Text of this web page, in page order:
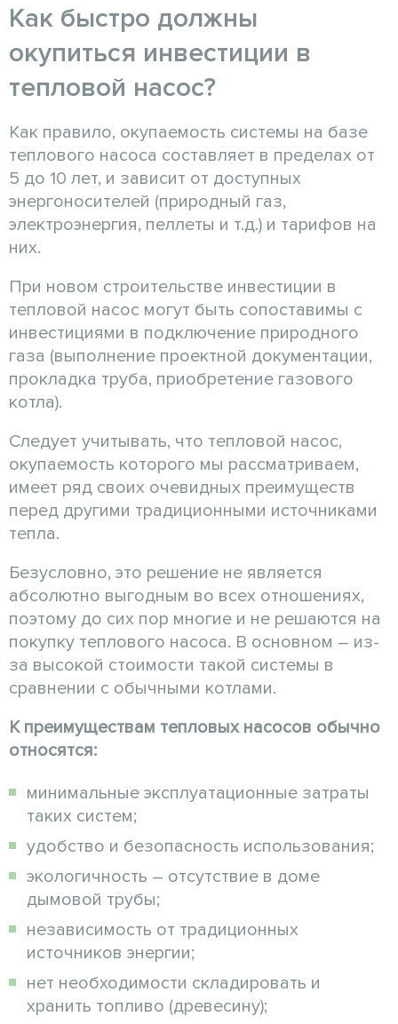
Как быстро должны
окупиться инвестиции в
тепловой насос?
Как правило, окупаемость системы на базе
теплового насоса составляет в пределах от
5 до 10 лет, и зависит от доступных
энергоносителей (природный газ,
электроэнергия, пеллеты и т.д.) и тарифов на
них.
При новом строительстве инвестиции в
тепловой насос могут быть сопоставимы с
инвестициями в подключение природного
газа (выполнение проектной документации,
прокладка труба, приобретение газового
котла).
Следует учитывать, что тепловой насос,
окупаемость которого мы рассматриваем,
имеет ряд своих очевидных преимуществ
перед другими традиционными источниками
тепла.
Безусловно, это решение не является
абсолютно выгодным во всех отношениях,
поэтому до сих пор многие и не решаются на
покупку теплового насоса. В основном – из-
за высокой стоимости такой системы в
сравнении с обычными котлами.
К преимуществам тепловых насосов обычно
относятся:
минимальные эксплуатационные затраты
таких систем;
удобство и безопасность использования;
экологичность – отсутствие в доме
дымовой трубы;
независимость от традиционных
источников энергии;
нет необходимости складировать и
хранить топливо (древесину);